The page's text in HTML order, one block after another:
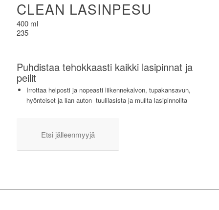
CLEAN LASINPESU
400 ml
235
Puhdistaa tehokkaasti kaikki lasipinnat ja
peilit
Irrottaa helposti ja nopeasti liikennekalvon, tupakansavun,
hyönteiset ja lian auton tuulilasista ja muilta lasipinnoilta
Etsi jälleenmyyjä